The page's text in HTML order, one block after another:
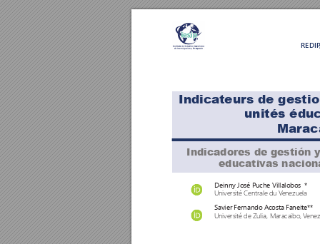
Indicateurs de
unités
Mar
Indicadores de gestión
educativas
Deinny José Puche Villalobos  *
Université Centrale du Venezuela
Savier Fernando Acosta Faneite**
Université de Zulia, Maracaibo, V
REDIP